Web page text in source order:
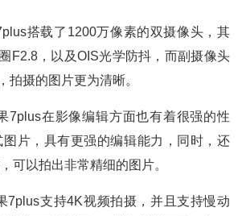
搭载了1200万像素的双摄像头，其
F2.8，以及OIS光学防抖，而副摄像头
拍摄的图片更为清晰。
7plus在影像编辑方面也有着很强的性
片，具有更强的编辑能力，同时，还
可以拍出非常精细的图片。
7plus支持4K视频拍摄，并且支持慢动